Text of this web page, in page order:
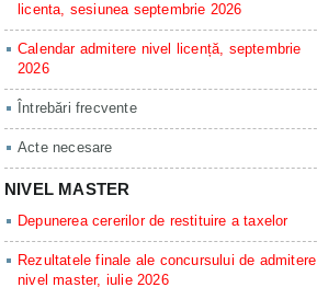
licenta, sesiunea septembrie 2026
Calendar admitere nivel licență, septembrie
2026
Întrebări frecvente
Acte necesare
NIVEL MASTER
Depunerea cererilor de restituire a taxelor
Rezultatele finale ale concursului de admitere
nivel master, iulie 2026